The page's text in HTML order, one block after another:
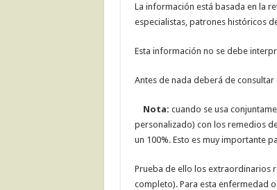
La información está basada en la
especialistas, patrones históricos
Esta información no se debe
Antes de nada deberá de
Nota: cuando se usa
personalizado) con los remedios
un 100%. Esto es muy importante
Prueba de ello los extraordinarios
completo). Para esta enfermedad